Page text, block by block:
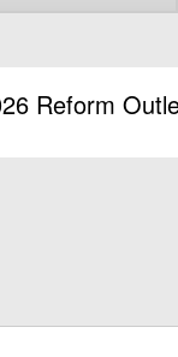
Reform